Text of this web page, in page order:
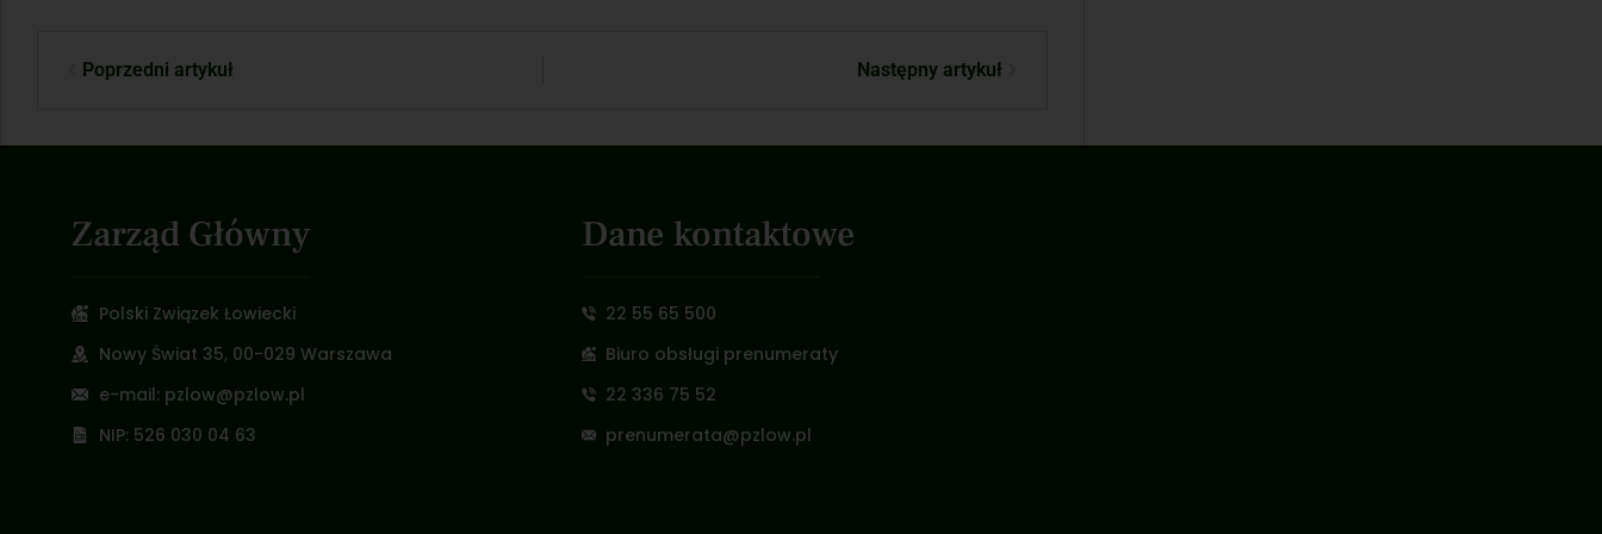
Poprzedni artykuł Następny artykuł
Zarząd Główny
Polski Związek Łowiecki
Nowy Świat 35, 00-029 Warszawa
e-mail: pzlow@pzlow.pl
NIP: 526 030 04 63
Dane kontaktowe
22 55 65 500
Biuro obsługi prenumeraty
22 336 75 52
prenumerata@pzlow.pl